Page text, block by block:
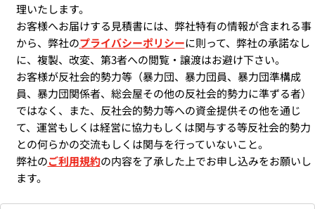
理いたします。
お客様へお届けする見積書には、弊社特有の情報が含まれる事
から、弊社のプライバシーポリシーに則って、弊社の承諾なし
に、複製、改変、第3者への閲覧・譲渡はお避け下さい。
お客様が反社会的勢力等（暴力団、暴力団員、暴力団準構成
員、暴力団関係者、総会屋その他の反社会的勢力に準ずる者）
ではなく、また、反社会的勢力等への資金提供その他を通じ
て、運営もしくは経営に協力もしくは関与する等反社会的勢力
との何らかの交流もしくは関与を行っていないこと。
弊社のご利用規約の内容を了承した上でお申し込みをお願いし
ます。